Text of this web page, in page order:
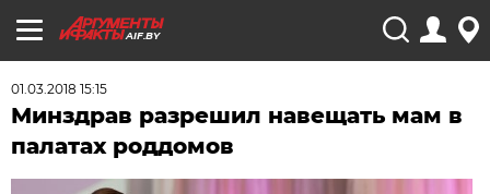
AIF.BY
01.03.2018 15:15
Минздрав разрешил навещать мам в
палатах роддомов